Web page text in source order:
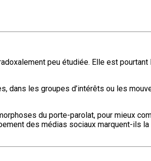
peu étudiée. Elle est pourtant
dans les groupes d’intérêts ou les
du porte-parolat, pour mieux
des médias sociaux marquent-ils la